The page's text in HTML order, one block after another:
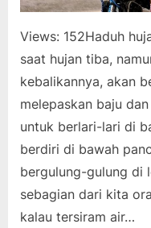
Views: 152Haduh
saat hujan tiba,
kebalikannya, akan
melepaskan baju
untuk berlari-lari di
berdiri di bawah
bergulung-gulung di
sebagian dari kita
kalau tersiram air…